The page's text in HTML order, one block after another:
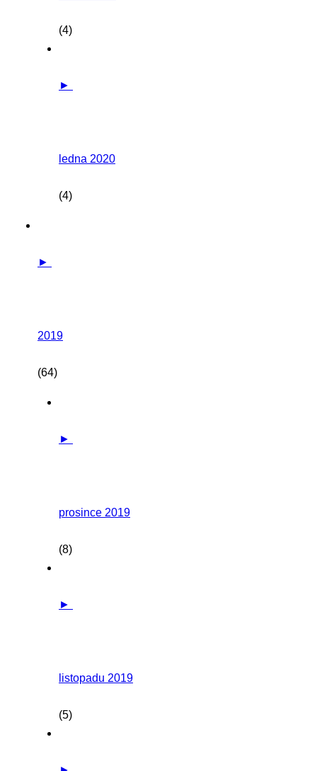
(4)
►
ledna 2020
(4)
►
2019
(64)
►
prosince 2019
(8)
►
listopadu 2019
(5)